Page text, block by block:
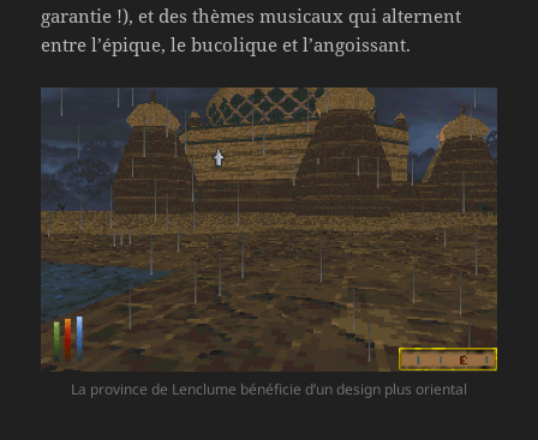
garantie !), et des thèmes musicaux qui alternent
entre l’épique, le bucolique et l’angoissant.
La province de Lenclume bénéficie d’un design plus oriental